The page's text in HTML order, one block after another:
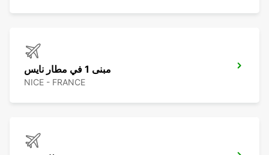
مبنى 1 في مطار نايس
NICE - FRANCE